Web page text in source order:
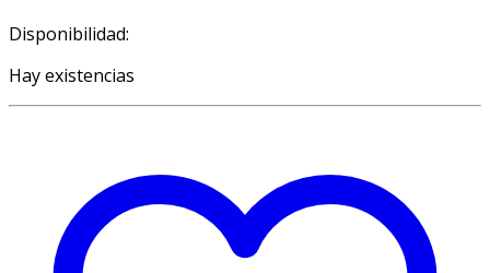
Disponibilidad:
Hay existencias